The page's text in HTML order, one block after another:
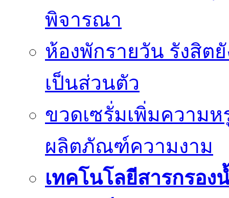
พิจารณา
ห้องพักรายวัน รังสิต
เป็นส่วนตัว
ขวดเซรั่มเพิ่มความ
ผลิตภัณฑ์ความงาม
เทคโนโลยีสารกรอ